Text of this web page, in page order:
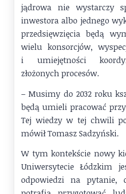
jądrowa nie wystarczy
inwestora albo jednego
przedsięwzięcia będą
wielu konsorcjów,
i umiejętności
złożonych procesów.
– Musimy do 2032 roku
będą umieli pracować
Tej wiedzy w tej chwili
mówił Tomasz Sadzyński.
W tym kontekście nowy
Uniwersytecie Łódzkim
odpowiedzi na pytanie,